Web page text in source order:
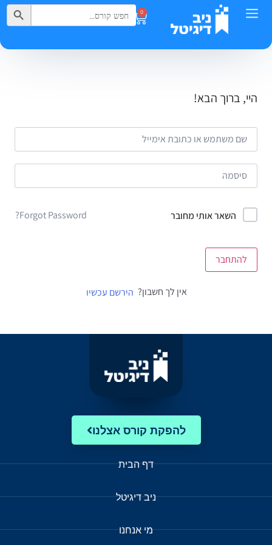
0
Search
for:
Search Button
היי, ברוך הבא!
השאר אותי מחובר Forgot Password?
להתחבר
אין לך חשבון? הירשם עכשיו
להפקת קורס אצלנו
דף הבית
ניב דיגיטל
מי אנחנו